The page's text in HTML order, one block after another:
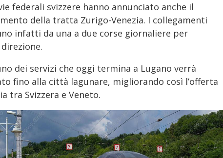
federali svizzere hanno annunciato anche il
della tratta Zurigo-Venezia. I collegamenti
infatti da una a due corse giornaliere per
dei servizi che oggi termina a Lugano verrà
fino alla città lagunare, migliorando così l’offerta
tra Svizzera e Veneto.